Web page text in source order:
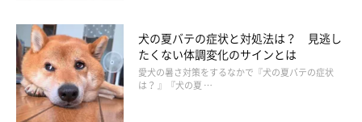
「秋田犬」飼育経験者の声
「あまり感じたことはないが、強いていえば朝晩の散
犬の夏バテの症状と対処法は？ 見逃し
たくない体調変化のサインとは
愛犬の暑さ対策をするなかで『犬の夏バテの症状
は？ 』『犬の夏 …